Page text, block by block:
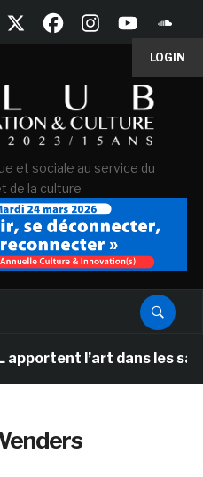
LOGIN
et sociale au service du
de la culture
l’art dans les salles